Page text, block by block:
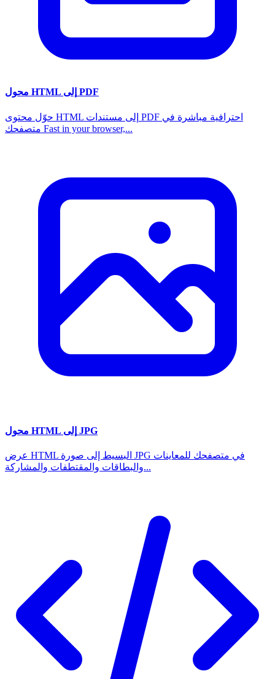
محول HTML إلى PDF
حوّل محتوى HTML إلى مستندات PDF احترافية مباشرة في
متصفحك Fast in your browser,...
محول HTML إلى JPG
عرض HTML البسيط إلى صورة JPG في متصفحك للمعاينات
والبطاقات والمقتطفات والمشاركة...